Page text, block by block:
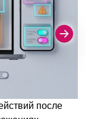
после